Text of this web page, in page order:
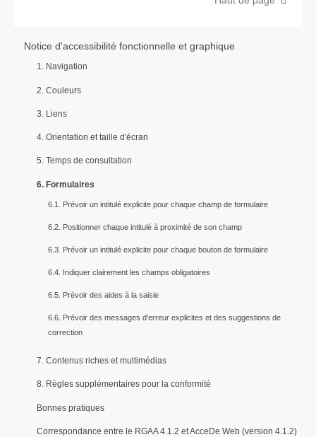
Notice d'accessibilité fonctionnelle et graphique
1. Navigation
2. Couleurs
3. Liens
4. Orientation et taille d'écran
5. Temps de consultation
6. Formulaires
6.1. Prévoir un intitulé explicite pour chaque champ de formulaire
6.2. Positionner chaque intitulé à proximité de son champ
6.3. Prévoir un intitulé explicite pour chaque bouton de formulaire
6.4. Indiquer clairement les champs obligatoires
6.5. Prévoir des aides à la saisie
6.6. Prévoir des messages d'erreur explicites et des suggestions de
correction
7. Contenus riches et multimédias
8. Règles supplémentaires pour la conformité
Bonnes pratiques
Correspondance entre le RGAA 4.1.2 et AcceDe Web (version 4.1.2)